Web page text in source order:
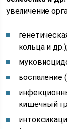
увеличение
кольца и др.);
воспаление
кишечный